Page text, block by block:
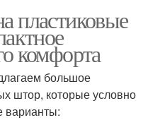
пластиковые
комфорта
большое
штор, которые условно
варианты: